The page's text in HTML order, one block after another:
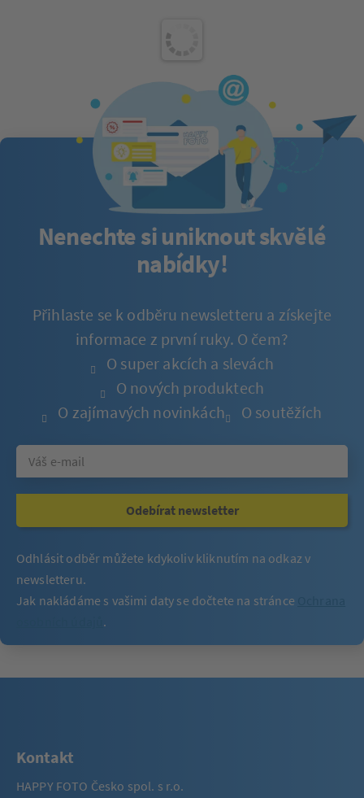
Nenechte si uniknout skvělé
nabídky!
Přihlaste se k odběru newsletteru a získejte
informace z první ruky. O čem?
O super akcích a slevách
O nových produktech
O zajímavých novinkách
O soutěžích
Odebírat newsletter
Odhlásit odběr můžete kdykoliv kliknutím na odkaz v
newsletteru.
Jak nakládáme s vašimi daty se dočtete na stránce
.
Kontakt
HAPPY FOTO Česko spol. s r.o.